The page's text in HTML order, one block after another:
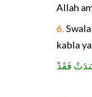
Allah
6.
kabla
فَقَدْ